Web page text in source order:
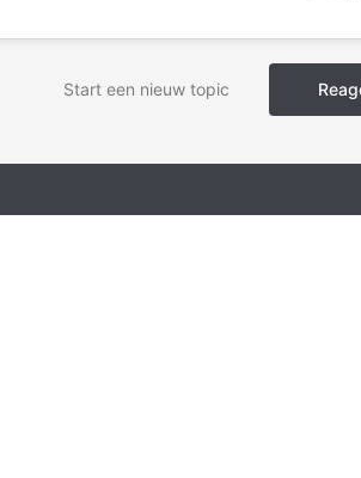
Start een nieuw topic